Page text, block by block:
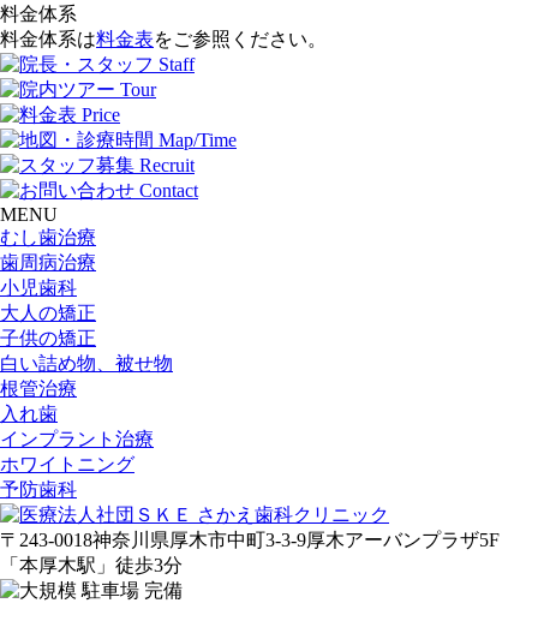
料金体系
料金体系は料金表をご参照ください。
MENU
むし歯治療
歯周病治療
小児歯科
大人の矯正
子供の矯正
白い詰め物、被せ物
根管治療
入れ歯
インプラント治療
ホワイトニング
予防歯科
〒243-0018神奈川県厚木市中町3-3-9厚木アーバンプラザ5F
「 本厚木駅 」 徒歩3分